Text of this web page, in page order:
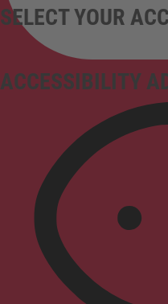
ACCESSIBILITY
SELECT YOUR